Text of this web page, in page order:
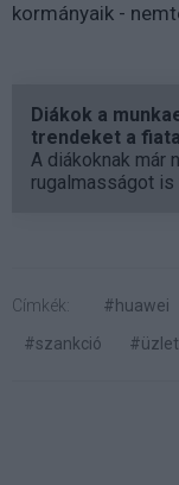
kormányaik -
Diákok a
trendeket a
A diákoknak már
rugalmasságot is
Címkék: #huawei
#szankció
#üzlet